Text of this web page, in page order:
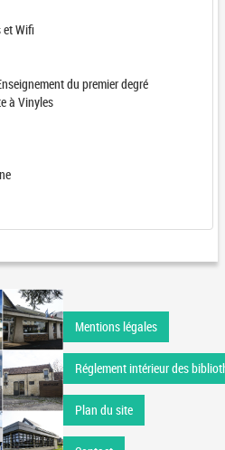
et Wifi
du premier degré
à Vinyles
Mentions légales
Réglement intérieur des
Plan du site